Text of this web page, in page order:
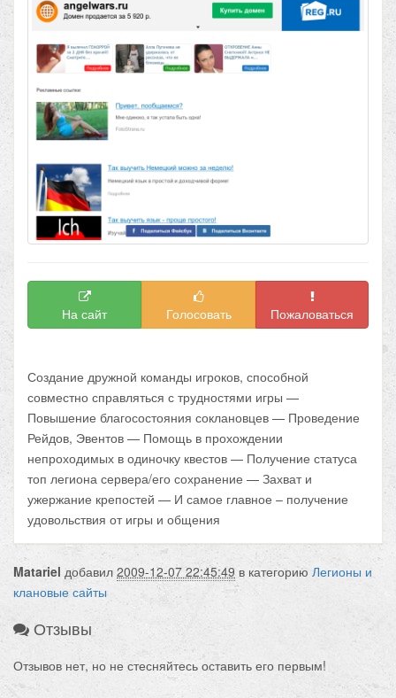
На сайт Голосовать Пожаловаться
Создание дружной команды игроков, способной
совместно справляться с трудностями игры —
Повышение благосостояния соклановцев — Проведение
Рейдов, Эвентов — Помощь в прохождении
непроходимых в одиночку квестов — Получение статуса
топ легиона сервера/его сохранение — Захват и
ужержание крепостей — И самое главное – получение
удовольствия от игры и общения
Matariel добавил 2009-12-07 22:45:49 в категорию Легионы и
клановые сайты
Отзывы
Отзывов нет, но не стесняйтесь оставить его первым!